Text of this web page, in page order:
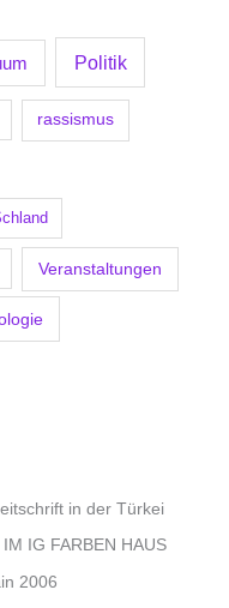
Politik
rassismus
Veranstaltungen
in der Türkei
IG FARBEN HAUS
2006